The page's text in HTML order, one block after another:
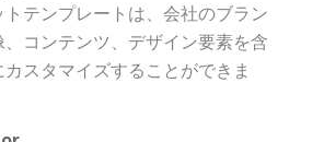
テンプレートは、会社のブラン
コンテンツ、デザイン要素を含
スタマイズすることができま